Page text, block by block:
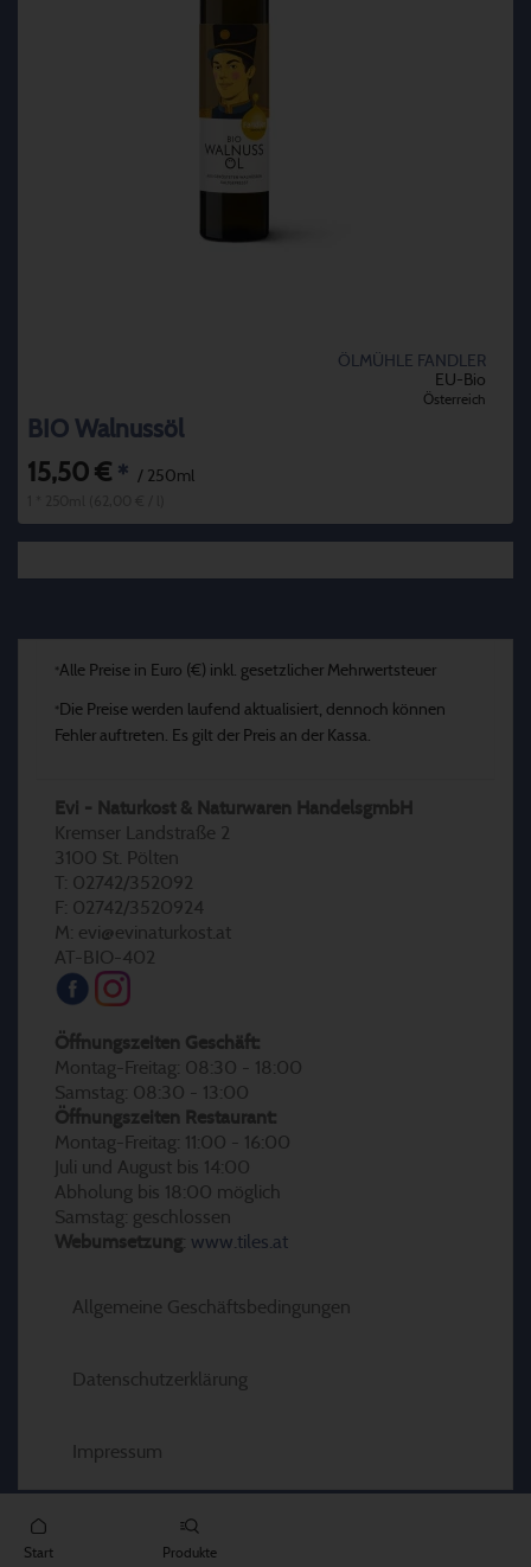
ÖLMÜHLE FANDLER
EU-Bio
Österreich
BIO Walnussöl
15,50 € * / 250ml
*Alle Preise in Euro (€) inkl. gesetzlicher Mehrwertsteuer
* Die Preise werden laufend aktualisiert, dennoch können
Fehler auftreten. Es gilt der Preis an der Kassa.
Evi - Naturkost & Naturwaren HandelsgmbH
Kremser Landstraße 2
3100 St. Pölten
T: 02742/352092
F: 02742/3520924
M: evi@evinaturkost.at
AT-BIO-402
Öffnungszeiten Geschäft:
Montag-Freitag: 08:30 - 18:00
Samstag: 08:30 - 13:00
Öffnungszeiten Restaurant:
Montag-Freitag: 11:00 - 16:00
Juli und August bis 14:00
Abholung bis 18:00 möglich
Samstag: geschlossen
Webumsetzung: www.tiles.at
Allgemeine Geschäftsbedingungen
Datenschutzerklärung
Impressum
Start Produkte